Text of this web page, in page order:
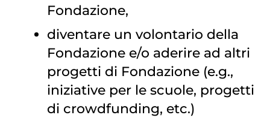
Fondazione,
diventare un volontario della
Fondazione e/o aderire ad altri
progetti di Fondazione (e.g.,
iniziative per le scuole, progetti
di crowdfunding, etc.)